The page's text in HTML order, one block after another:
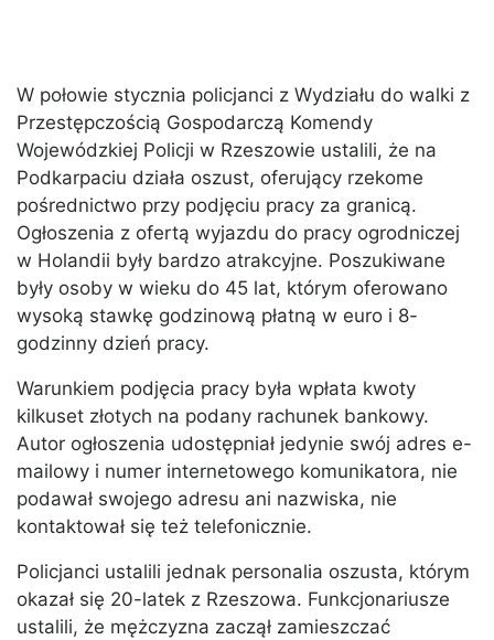
W połowie stycznia policjanci z Wydziału do walki z
Przestępczością Gospodarczą Komendy
Wojewódzkiej Policji w Rzeszowie ustalili, że na
Podkarpaciu działa oszust, oferujący rzekome
pośrednictwo przy podjęciu pracy za granicą.
Ogłoszenia z ofertą wyjazdu do pracy ogrodniczej
w Holandii były bardzo atrakcyjne. Poszukiwane
były osoby w wieku do 45 lat, którym oferowano
wysoką stawkę godzinową płatną w euro i 8-
godzinny dzień pracy.
Warunkiem podjęcia pracy była wpłata kwoty
kilkuset złotych na podany rachunek bankowy.
Autor ogłoszenia udostępniał jedynie swój adres e-
mailowy i numer internetowego komunikatora, nie
podawał swojego adresu ani nazwiska, nie
kontaktował się też telefonicznie.
Policjanci ustalili jednak personalia oszusta, którym
okazał się 20-latek z Rzeszowa. Funkcjonariusze
ustalili, że mężczyzna zaczął zamieszczać